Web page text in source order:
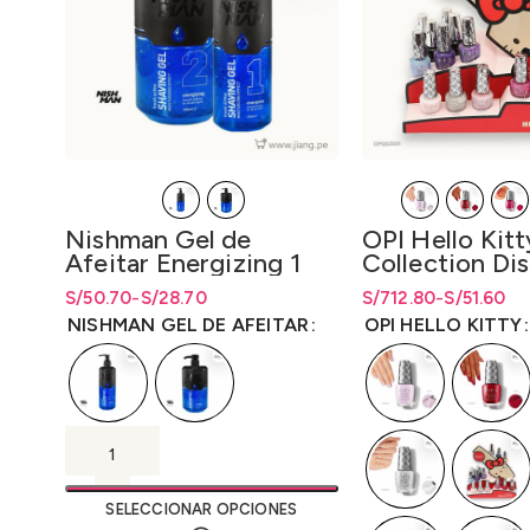
Nishman Gel de
Afeitar Energizing 1
400ml.-Energizante 2
1L. S/28.70
-
S/50.70
Rango de precios: desde S/28.70
hasta S/50.70
Rango de precios: desde
S/28.70hastaS/50.70
NISHMAN GEL DE AFEITAR
SELECCIONAR OPCIONES
OPI Hello
Collection
Unidad y
(Is/Bcoat/
S/51.60
-
S/712.80
Rango de precios:
hasta S/712.80
Rango de precios:
hastaS/ 712.80
OPI HELLO KITTY